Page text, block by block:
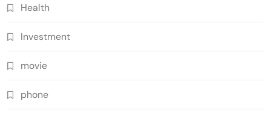
Health
Investment
movie
phone